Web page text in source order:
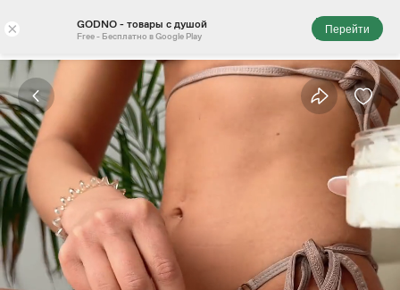
× GODNO - товары с душой
Free - Бесплатно в Google Play
Перейти